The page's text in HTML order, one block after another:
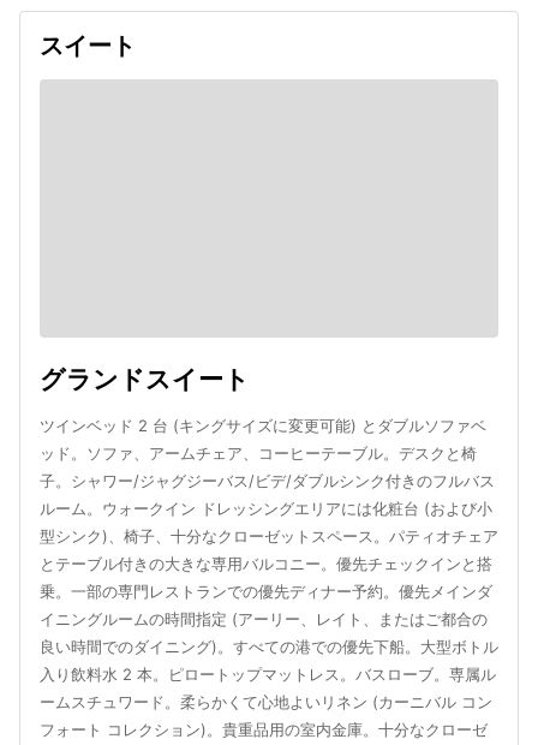
スイート
グランドスイート
ツインベッド 2 台 (キングサイズに変更可能) とダブルソファベ
ッド。ソファ、アームチェア、コーヒーテーブル。デスクと椅
子。シャワー/ジャグジーバス/ビデ/ダブルシンク付きのフルバス
ルーム。ウォークイン ドレッシングエリアには化粧台 (および小
型シンク)、椅子、十分なクローゼットスペース。パティオチェア
とテーブル付きの大きな専用バルコニー。優先チェックインと搭
乗。一部の専門レストランでの優先ディナー予約。優先メインダ
イニングルームの時間指定 (アーリー、レイト、またはご都合の
良い時間でのダイニング)。すべての港での優先下船。大型ボトル
入り飲料水 2 本。ピロートップマットレス。バスローブ。専属ル
ームスチュワード。柔らかくて心地よいリネン (カーニバル コン
フォート コレクション)。貴重品用の室内金庫。十分なクローゼ